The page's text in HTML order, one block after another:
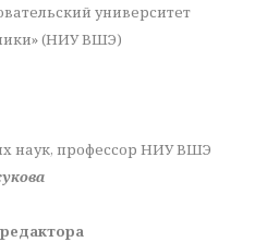
университет
(НИУ ВШЭ)
наук, профессор НИУ ВШЭ